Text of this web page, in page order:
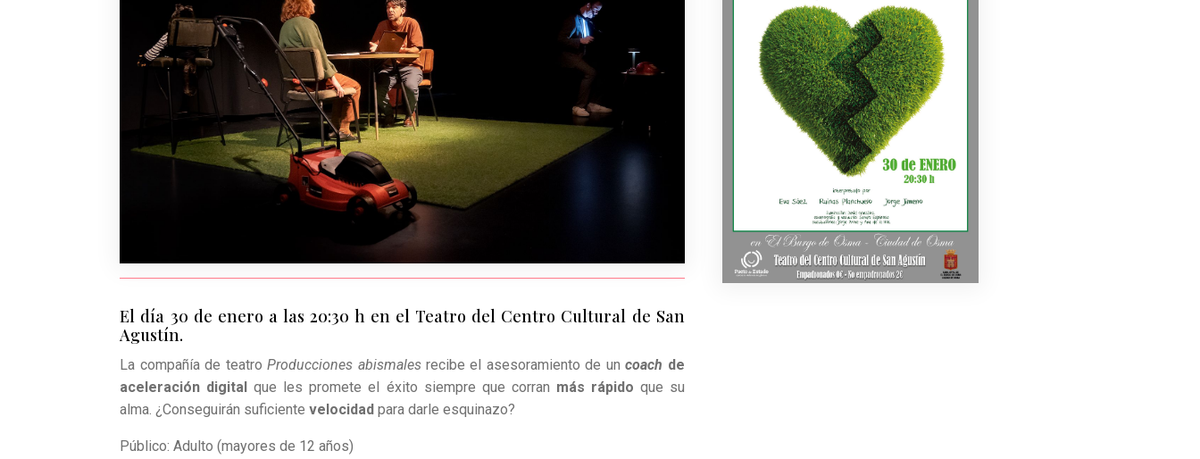
El día 30 de enero a las 20:30 h en el Teatro del Centro Cultural de San
Agustín.
La compañía de teatroProducciones abismalesrecibe el asesoramiento de uncoach de
aceleración digital que les promete el éxito siempre que corran más rápido que su
alma. ¿Conseguirán suficientevelocidadpara darle esquinazo?
Público: Adulto (mayores de 12 años)